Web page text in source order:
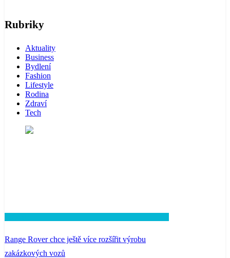
Rubriky
Aktuality
Business
Bydlení
Fashion
Lifestyle
Rodina
Zdraví
Tech
Range Rover chce ještě více rozšířit výrobu
zakázkových vozů